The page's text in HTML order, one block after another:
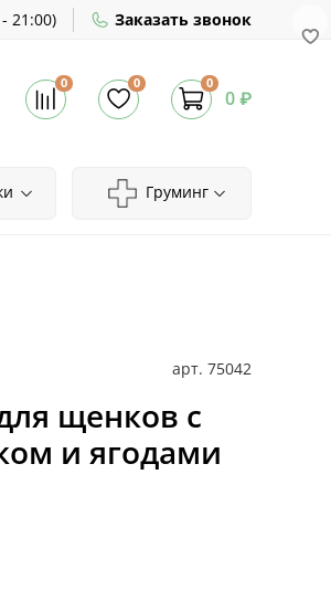
21:00) Заказать звонок
0 0 0
0 ₽
Груминг
арт. 75042
щенков с
и ягодами